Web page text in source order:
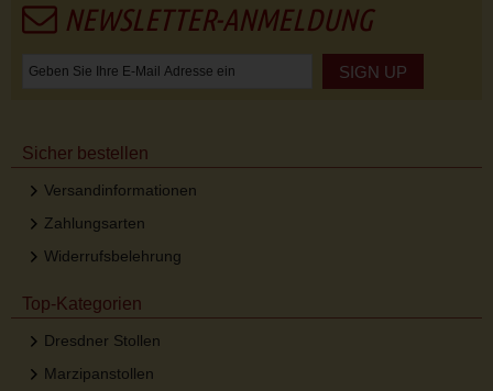
NEWSLETTER-ANMELDUNG
SIGN UP
Sicher bestellen
Versandinformationen
Zahlungsarten
Widerrufsbelehrung
Top-Kategorien
Dresdner Stollen
Marzipanstollen